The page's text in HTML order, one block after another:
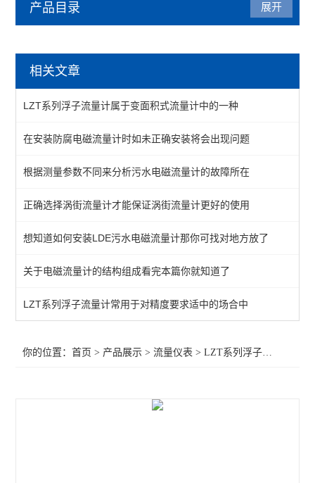
产品目录
KF系列转轮流量计
LZT系列浮子流量计
电磁流量计
涡街流量计
流量积算仪
齿轮流量计
气体流量计
流量开关
流量表
展开
相关文章
LZT系列浮子流量计属于变面积式流量计中的一种
在安装防腐电磁流量计时如未正确安装将会出现问题
根据测量参数不同来分析污水电磁流量计的故障所在
正确选择涡街流量计才能保证涡街流量计更好的使用
想知道如何安装LDE污水电磁流量计那你可找对地方放了
关于电磁流量计的结构组成看完本篇你就知道了
LZT系列浮子流量计常用于对精度要求适中的场合中
你的位置：首页 > 产品展示 >流量仪表 >LZT系列浮子流量计